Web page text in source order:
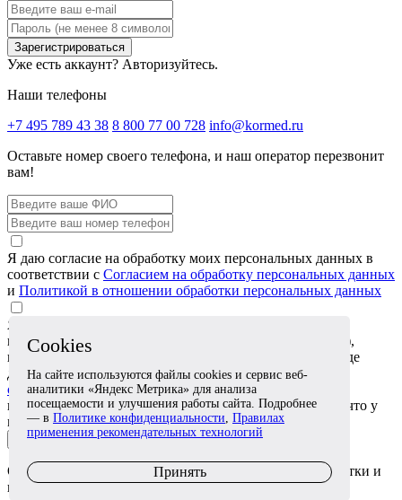
Зарегистрироваться
Уже есть аккаунт? Авторизуйтесь.
Наши телефоны
+7 495 789 43 38 8 800 77 00 728 info@kormed.ru
Оставьте номер своего телефона, и наш оператор перезвонит
вам!
Я даю согласие на обработку моих персональных данных в
соответствии с Согласием на обработку персональных данных
и Политикой в отношении обработки персональных данных
Я даю согласие на обработку специальных категорий
персональных данных (сведений о состоянии здоровья),
которые я сообщаю в обращении или прикрепляю в виде
документов, в соответствии с Согласием на обработку
специальных категорий персональных данных
подтверждаю, что эти сведения относятся ко мне либо что у
меня есть согласие лица, к которому они относятся
Отправить заявку
Отправляя заявку, вы соглашаетесь с
обработки и
использования персональных данных.
Cookies
На сайте используются файлы cookies и сервис веб-
аналитики «Яндекс Метрика» для анализа
посещаемости и улучшения работы сайта. Подробнее
— в Политике конфиденциальности, Правилах
применения рекомендательных технологий
Принять